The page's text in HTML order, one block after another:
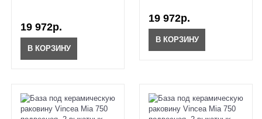
19 972р.
В КОРЗИНУ
19 972р.
В КОРЗИНУ